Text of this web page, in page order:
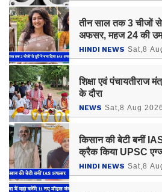
तीन साल तक 3 चीजों से
अफसर, महज 24 की
HINDI NEWS Sat,8
शिक्षा एवं पंचायतीराज
के दौरा
NEWS Sat,8 Aug 2026
किसान की बेटी बनीं
क्रैक किया UPSC
HINDI NEWS Sat,8